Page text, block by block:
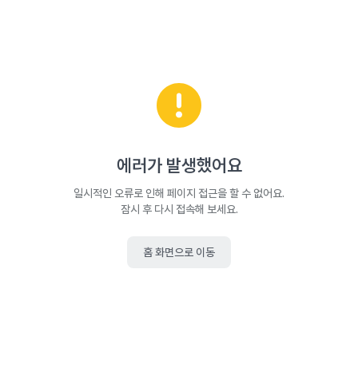
에러가 발생했어요
일시적인 오류로 인해 페이지 접근을 할 수 없어요.
잠시 후 다시 접속해 보세요.
홈 화면으로 이동